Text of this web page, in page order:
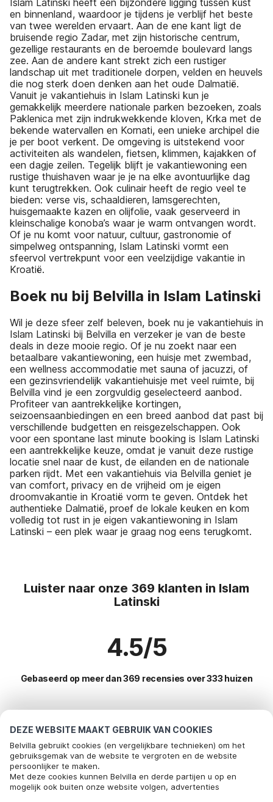
DEZE WEBSITE MAAKT GEBRUIK VAN COOKIES
Belvilla gebruikt cookies (en vergelijkbare technieken) om het
gebruiksgemak van de website te vergroten en de website
persoonlijker te maken.
Met deze cookies kunnen Belvilla en derde partijen u op en
mogelijk ook buiten onze website volgen, advertenties
Islam Latinski heeft een bijzondere ligging tussen kust
en binnenland, waardoor je tijdens je verblijf het beste
van twee werelden ervaart. Aan de ene kant ligt de
bruisende regio Zadar, met zijn historische centrum,
gezellige restaurants en de beroemde boulevard langs
zee. Aan de andere kant strekt zich een rustiger
landschap uit met traditionele dorpen, velden en heuvels
die nog sterk doen denken aan het oude Dalmatië.
Vanuit je vakantiehuis in Islam Latinski kun je
gemakkelijk meerdere nationale parken bezoeken, zoals
Paklenica met zijn indrukwekkende kloven, Krka met de
bekende watervallen en Kornati, een unieke archipel die
je per boot verkent. De omgeving is uitstekend voor
activiteiten als wandelen, fietsen, klimmen, kajakken of
een dagje zeilen. Tegelijk blijft je vakantiewoning een
rustige thuishaven waar je je na elke avontuurlijke dag
kunt terugtrekken. Ook culinair heeft de regio veel te
bieden: verse vis, schaaldieren, lamsgerechten,
huisgemaakte kazen en olijfolie, vaak geserveerd in
kleinschalige konoba’s waar je warm ontvangen wordt.
Of je nu komt voor natuur, cultuur, gastronomie of
simpelweg ontspanning, Islam Latinski vormt een
sfeervol vertrekpunt voor een veelzijdige vakantie in
Kroatië.
Boek nu bij Belvilla in Islam Latinski
Wil je deze sfeer zelf beleven, boek nu je vakantiehuis in
Islam Latinski bij Belvilla en verzeker je van de beste
deals in deze mooie regio. Of je nu zoekt naar een
betaalbare vakantiewoning, een huisje met zwembad,
een wellness accommodatie met sauna of jacuzzi, of
een gezinsvriendelijk vakantiehuisje met veel ruimte, bij
Belvilla vind je een zorgvuldig geselecteerd aanbod.
Profiteer van aantrekkelijke kortingen,
seizoensaanbiedingen en een breed aanbod dat past bij
verschillende budgetten en reisgezelschappen. Ook
voor een spontane last minute booking is Islam Latinski
een aantrekkelijke keuze, omdat je vanuit deze rustige
locatie snel naar de kust, de eilanden en de nationale
parken rijdt. Met een vakantiehuis via Belvilla geniet je
van comfort, privacy en de vrijheid om je eigen
droomvakantie in Kroatië vorm te geven. Ontdek het
authentieke Dalmatië, proef de lokale keuken en kom
volledig tot rust in je eigen vakantiewoning in Islam
Latinski – een plek waar je graag nog eens terugkomt.
Luister naar onze 369 klanten in Islam
Latinski
4.5/5
Gebaseerd op meer dan 369 recensies over 333 huizen
Meest populaire bestemmingen voor
vakantie
Top steden met top voorzieningen voor vakantie
Vakantie appartementen maranovici
Populaire voorzieningen voor vakantie in Islam-latinski